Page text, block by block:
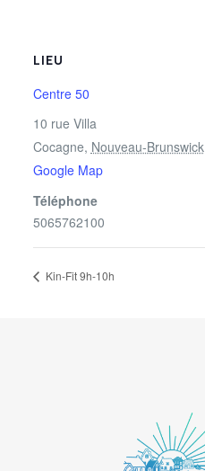
LIEU
Centre 50
10 rue Villa
Cocagne, Nouveau-Brunswick
Google Map
Téléphone
5065762100
Kin-Fit 9h-10h